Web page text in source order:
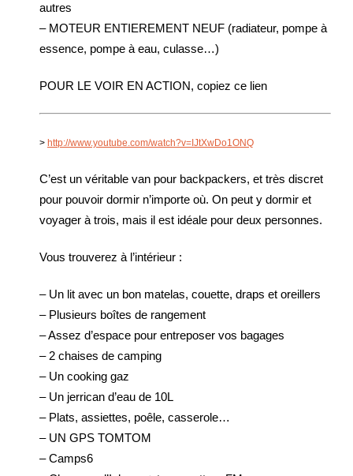
autres
– MOTEUR ENTIEREMENT NEUF (radiateur, pompe à
essence, pompe à eau, culasse…)
POUR LE VOIR EN ACTION, copiez ce lien
> http://www.youtube.com/watch?v=IJtXwDo1ONQ
C’est un véritable van pour backpackers, et très discret
pour pouvoir dormir n’importe où. On peut y dormir et
voyager à trois, mais il est idéale pour deux personnes.
Vous trouverez à l’intérieur :
– Un lit avec un bon matelas, couette, draps et oreillers
– Plusieurs boîtes de rangement
– Assez d’espace pour entreposer vos bagages
– 2 chaises de camping
– Un cooking gaz
– Un jerrican d’eau de 10L
– Plats, assiettes, poêle, casserole…
– UN GPS TOMTOM
– Camps6